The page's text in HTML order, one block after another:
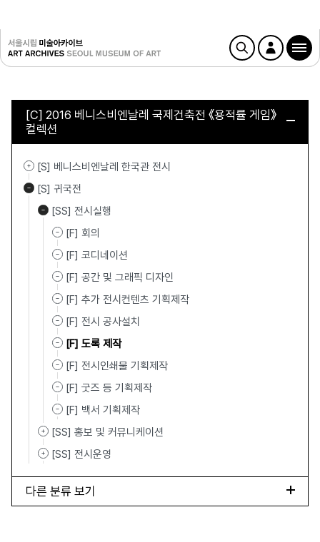
[C] 2016 베니스비엔날레 국제건축전 《용적률 게임》
컬렉션
[S] 베니스비엔날레 한국관 전시
[S] 귀국전
[SS] 전시실행
[F] 회의
[F] 코디네이션
[F] 공간 및 그래픽 디자인
[F] 추가 전시컨텐츠 기획제작
[F] 전시 공사설치
[F] 도록 제작
[F] 전시인쇄물 기획제작
[F] 굿즈 등 기획제작
[F] 백서 기획제작
[SS] 홍보 및 커뮤니케이션
[SS] 전시운영
다른 분류 보기